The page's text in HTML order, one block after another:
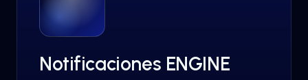
Notificaciones ENGINE